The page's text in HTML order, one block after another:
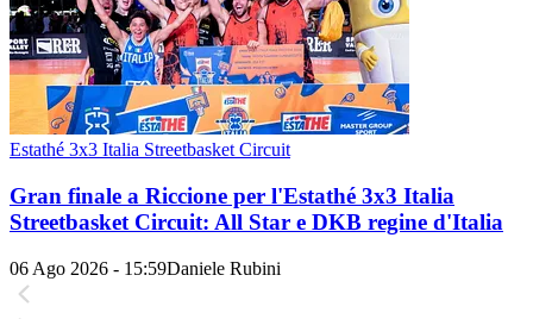
Estathé 3x3 Italia Streetbasket Circuit
Gran finale a Riccione per l'Estathé 3x3 Italia
Streetbasket Circuit: All Star e DKB regine d'Italia
06 Ago 2026 - 15:59Daniele Rubini